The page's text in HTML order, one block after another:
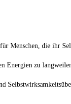
für Menschen, die ihr
Energien zu